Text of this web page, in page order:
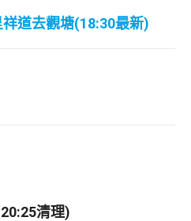
道去觀塘(18:30最新)
清理)